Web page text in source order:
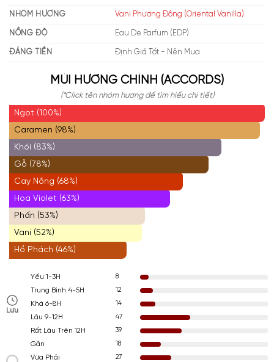
NHÓM HƯƠNG Vani Phương Đông (Oriental Vanilla)
NỒNG ĐỘ Eau De Parfum (EDP)
ĐÁNG TIỀN Định Giá Tốt - Nên Mua
MÙI HƯƠNG CHÍNH (ACCORDS)
(*Click tên nhóm hương để tìm hiểu chi tiết)
Ngọt (100%)
Caramen (98%)
Khói (83%)
Gỗ (78%)
Cay Nồng (68%)
Hoa Violet (63%)
Phấn (53%)
Vani (52%)
Hổ Phách (46%)
Lưu
Yếu 1-3H
8
Trung Bình 4-5H
12
Khá 6-8H
14
Lâu 9-12H
47
Rất Lâu Trên 12H
39
Gần
18
Vừa Phải
27